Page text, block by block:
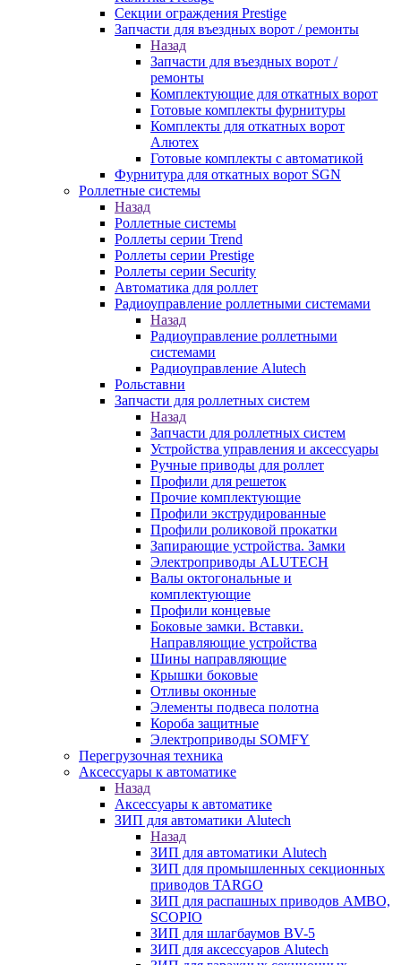
Секции ограждения Prestige
Запчасти для въездных ворот / ремонты
Назад
Запчасти для въездных ворот /
ремонты
Комплектующие для откатных ворот
Готовые комплекты фурнитуры
Комплекты для откатных ворот
Алютех
Готовые комплекты с автоматикой
Фурнитура для откатных ворот SGN
Роллетные системы
Назад
Роллетные системы
Роллеты серии Trend
Роллеты серии Prestige
Роллеты серии Security
Автоматика для роллет
Радиоуправление роллетными системами
Назад
Радиоуправление роллетными
системами
Радиоуправление Alutech
Рольставни
Запчасти для роллетных систем
Назад
Запчасти для роллетных систем
Устройства управления и аксессуары
Ручные приводы для роллет
Профили для решеток
Прочие комплектующие
Профили экструдированные
Профили роликовой прокатки
Запирающие устройства. Замки
Электроприводы ALUTECH
Валы октогональные и
комплектующие
Профили концевые
Боковые замки. Вставки.
Направляющие устройства
Шины направляющие
Крышки боковые
Отливы оконные
Элементы подвеса полотна
Короба защитные
Электроприводы SOMFY
Перегрузочная техника
Аксессуары к автоматике
Назад
Аксессуары к автоматике
ЗИП для автоматики Alutech
Назад
ЗИП для автоматики Alutech
ЗИП для промышленных секционных
приводов TARGO
ЗИП для распашных приводов AMBO,
SCOPIO
ЗИП для шлагбаумов BV-5
ЗИП для аксессуаров Alutech